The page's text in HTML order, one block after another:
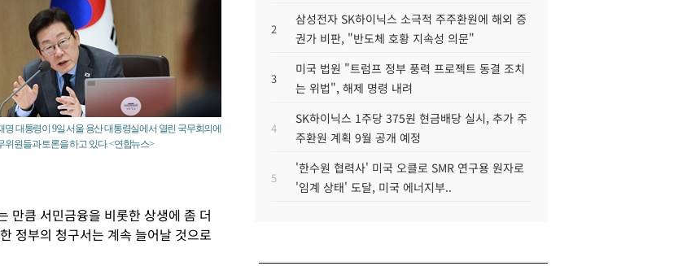
명 대통령이 9일 서울 용산 대통령실에서 열린 국무회의에
위원들과 토론을 하고 있다. <연합뉴스>
만큼 서민금융을 비롯한 상생에 좀 더
정부의 청구서는 계속 늘어날 것으로
2
삼성전자 SK하이닉스 소극적 주주환원에 해외 증
권가 비판, "반도체 호황 지속성 의문"
3
미국 법원 "트럼프 정부 풍력 프로젝트 동결 조치
는 위법", 해제 명령 내려
4
SK하이닉스 1주당 375원 현금배당 실시, 추가 주
주환원 계획 9월 공개 예정
5
'한수원 협력사' 미국 오클로 SMR 연구용 원자로
'임계 상태' 도달, 미국 에너지부..